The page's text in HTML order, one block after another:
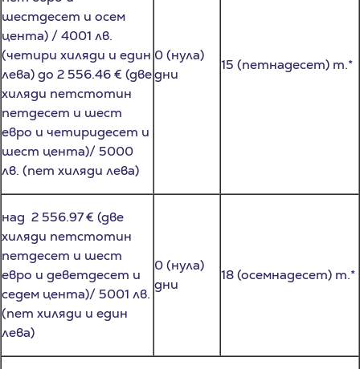
цента) / 4001 лв.
(четири хиляди и един
лева) до 2 556.46 € (две
хиляди петстотин
петдесет и шест
евро и четиридесет и
шест цента)/ 5000
лв. (пет хиляди лева)
дни
над 2 556.97 € (две
хиляди петстотин
петдесет и шест
евро и деветдесет и
седем цента)/ 5001 лв.
(пет хиляди и един
лева)
дни